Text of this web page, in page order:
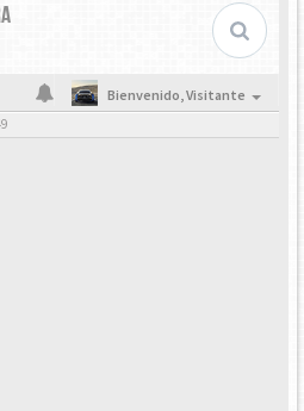
Bienvenido,Visitante